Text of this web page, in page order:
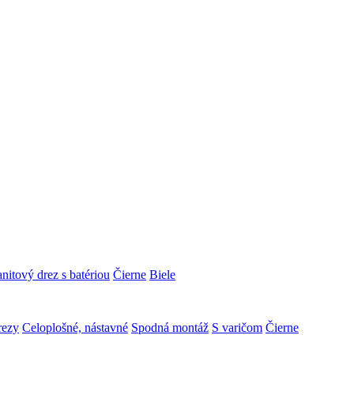
drez s batériou Čierne Biele
Celoplošné, nástavné Spodná montáž S varičom Čierne